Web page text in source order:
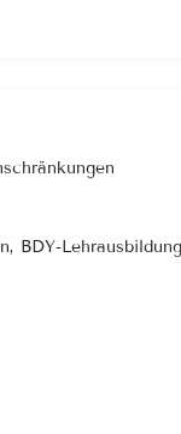
BDY-